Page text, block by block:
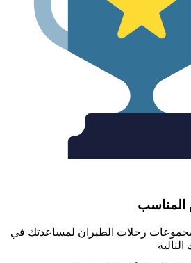
رحلات الطيران لمساعدتك في